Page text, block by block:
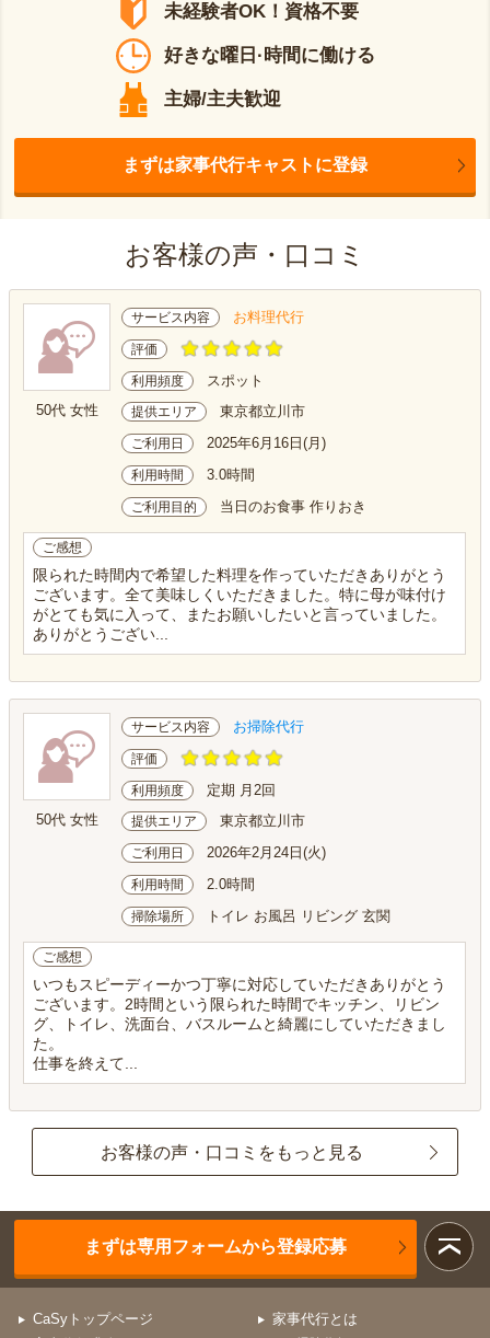
未経験者OK！資格不要
好きな曜日·時間に働ける
主婦/主夫歓迎
まずは家事代行キャストに登録
お客様の声・口コミ
50代 女性
サービス内容 お料理代行
評価
利用頻度 スポット
提供エリア 東京都立川市
ご利用日 2025年6月16日(月)
利用時間 3.0時間
ご利用目的 当日のお食事 作りおき
ご感想
限られた時間内で希望した料理を作っていただきありがとう
ございます。全て美味しくいただきました。特に母が味付け
がとても気に入って、またお願いしたいと言っていました。
ありがとうござい...
50代 女性
サービス内容 お掃除代行
評価
利用頻度 定期 月2回
提供エリア 東京都立川市
ご利用日 2026年2月24日(火)
利用時間 2.0時間
掃除場所 トイレ お風呂 リビング 玄関
ご感想
いつもスピーディーかつ丁寧に対応していただきありがとう
ございます。2時間という限られた時間でキッチン、リビン
グ、トイレ、洗面台、バスルームと綺麗にしていただきまし
た。
仕事を終えて...
お客様の声・口コミをもっと見る
まずは専用フォームから登録応募
CaSyトップページ
家事代行とは